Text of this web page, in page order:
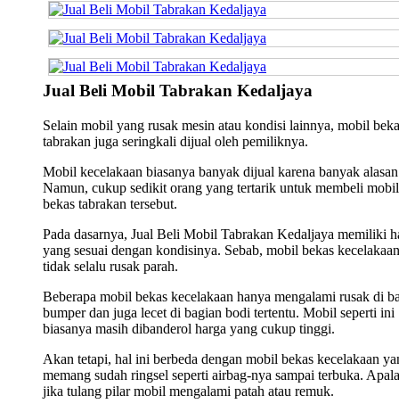
Jual Beli Mobil Tabrakan Kedaljaya
Selain mobil yang rusak mesin atau kondisi lainnya, mobil
tabrakan juga seringkali dijual oleh pemiliknya.
Mobil kecelakaan biasanya banyak dijual karena banyak
Namun, cukup sedikit orang yang tertarik untuk membeli mobil
bekas tabrakan tersebut.
Pada dasarnya, Jual Beli Mobil Tabrakan Kedaljaya memiliki
yang sesuai dengan kondisinya. Sebab, mobil bekas kecelakaan
tidak selalu rusak parah.
Beberapa mobil bekas kecelakaan hanya mengalami rusak di
bumper dan juga lecet di bagian bodi tertentu. Mobil seperti ini
biasanya masih dibanderol harga yang cukup tinggi.
Akan tetapi, hal ini berbeda dengan mobil bekas kecelakaan
memang sudah ringsel seperti airbag-nya sampai terbuka.
jika tulang pilar mobil mengalami patah atau remuk.